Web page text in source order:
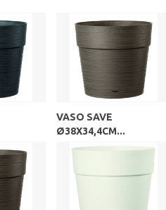
VASO SAVE
Ø38X34,4CM...